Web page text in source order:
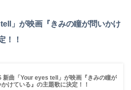
」が映画『きみの瞳が問いかけ
！！
新曲「Your eyes tell」が映画『きみの瞳が
かけている』の主題歌に決定！！